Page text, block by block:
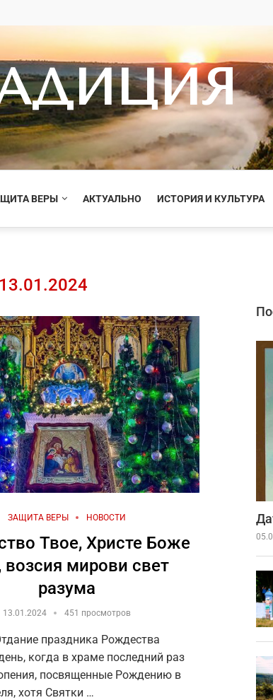
ВЕРЫ АКТУАЛЬНО ИСТОРИЯ И КУЛЬТУРА
13.01.2024
ЗАЩИТА ВЕРЫ НОВОСТИ
Твое, Христе Боже
мирови свет
разума
13.01.2024 451 просмотров
праздника Рождества
когда в храме последний раз
посвященные Рождению в
хотя Святки …